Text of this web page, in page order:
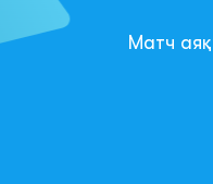
Матч